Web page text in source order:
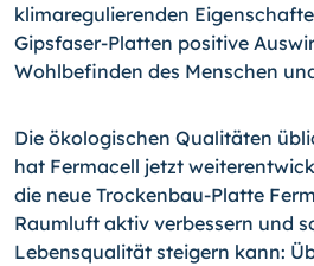
klimaregulierenden
Gipsfaser-Platten positive
Wohlbefinden des Menschen
Die ökologischen Qualitäten
hat Fermacell jetzt
die neue Trockenbau-Platte
Raumluft aktiv verbessern und
Lebensqualität steigern kann: